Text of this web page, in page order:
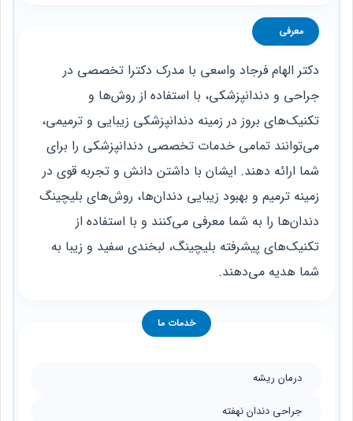
معرفی
دکتر الهام فرجاد واسعی با مدرک دکترا تخصصی در
جراحی و دندانپزشکی، با استفاده از روش‌ها و
تکنیک‌های بروز در زمینه دندانپزشکی زیبایی و ترمیمی،
می‌توانند تمامی خدمات تخصصی دندانپزشکی را برای
شما ارائه دهند. ایشان با داشتن دانش و تجربه قوی در
زمینه ترمیم و بهبود زیبایی دندان‌ها، روش‌های بلیچینگ
دندان‌ها را به شما معرفی می‌کنند و با استفاده از
تکنیک‌های پیشرفته بلیچینگ، لبخندی سفید و زیبا به
شما هدیه می‌دهند.
خدمات ما
درمان ریشه
جراحی دندان نهفته